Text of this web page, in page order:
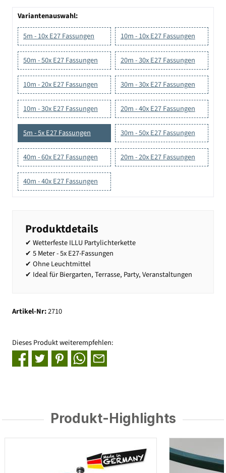
Variantenauswahl:
5m - 10x E27 Fassungen
10m - 10x E27 Fassungen
50m - 50x E27 Fassungen 20m - 30x E27 Fassungen
10m - 20x E27 Fassungen 30m - 30x E27 Fassungen
10m - 30x E27 Fassungen 20m - 40x E27 Fassungen
5m - 5x E27 Fassungen 30m - 50x E27 Fassungen
40m - 60x E27 Fassungen 20m - 20x E27 Fassungen
40m - 40x E27 Fassungen
Produktdetails
✔ Wetterfeste ILLU Partylichterkette
✔ 5 Meter - 5x E27-Fassungen
✔ Ohne Leuchtmittel
✔ Ideal für Biergarten, Terrasse, Party, Veranstaltungen
Artikel-Nr:2710
Dieses Produkt weiterempfehlen:
Produkt-Highlights